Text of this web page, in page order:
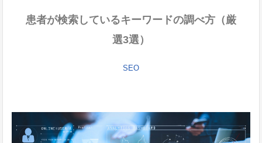
患者が検索しているキーワードの調べ方（厳
選3選）
SEO